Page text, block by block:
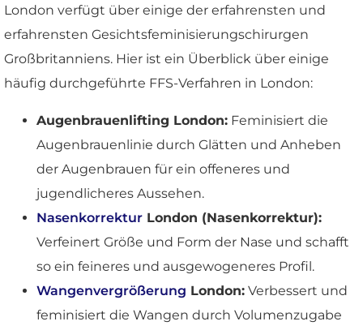
London verfügt über einige der erfahrensten und
erfahrensten Gesichtsfeminisierungschirurgen
Großbritanniens. Hier ist ein Überblick über einige
häufig durchgeführte FFS-Verfahren in London:
Augenbrauenlifting London: Feminisiert die
Augenbrauenlinie durch Glätten und Anheben
der Augenbrauen für ein offeneres und
jugendlicheres Aussehen.
Nasenkorrektur London (Nasenkorrektur):
Verfeinert Größe und Form der Nase und schafft
so ein feineres und ausgewogeneres Profil.
Wangenvergrößerung London: Verbessert und
feminisiert die Wangen durch Volumenzugabe